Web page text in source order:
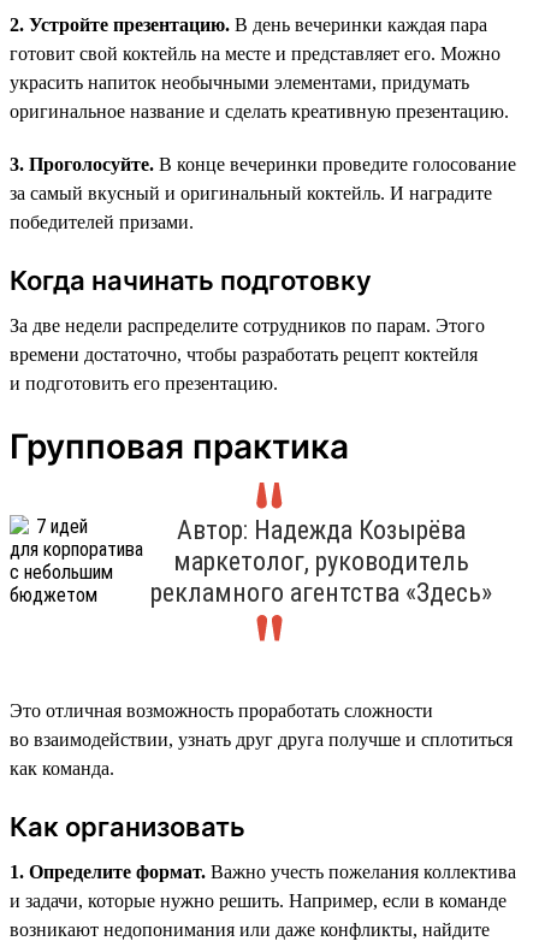
2. Устройте презентацию. В день вечеринки каждая пара
готовит свой коктейль на месте и представляет его. Можно
украсить напиток необычными элементами, придумать
оригинальное название и сделать креативную презентацию.
3. Проголосуйте. В конце вечеринки проведите голосование
за самый вкусный и оригинальный коктейль. И наградите
победителей призами.
Когда начинать подготовку
За две недели распределите сотрудников по парам. Этого
времени достаточно, чтобы разработать рецепт коктейля
и подготовить его презентацию.
Групповая практика
Автор: Надежда Козырёва
маркетолог, руководитель
рекламного агентства «Здесь»
Это отличная возможность проработать сложности
во взаимодействии, узнать друг друга получше и сплотиться
как команда.
Как организовать
1. Определите формат. Важно учесть пожелания коллектива
и задачи, которые нужно решить. Например, если в команде
возникают недопонимания или даже конфликты, найдите